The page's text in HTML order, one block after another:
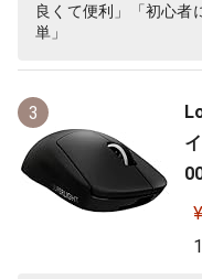
良くて便利」「初心者
単」
3